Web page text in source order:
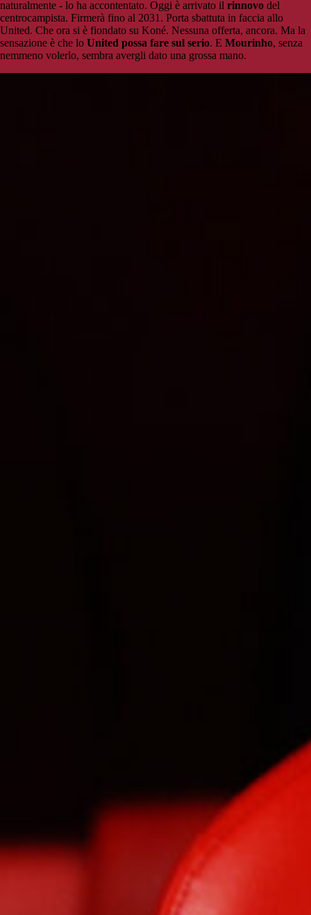
naturalmente - lo ha accontentato. Oggi è arrivato il rinnovo del
centrocampista. Firmerà fino al 2031. Porta sbattuta in faccia allo
United. Che ora si è fiondato su Koné. Nessuna offerta, ancora. Ma la
sensazione è che lo United possa fare sul serio. E Mourinho, senza
nemmeno volerlo, sembra avergli dato una grossa mano.